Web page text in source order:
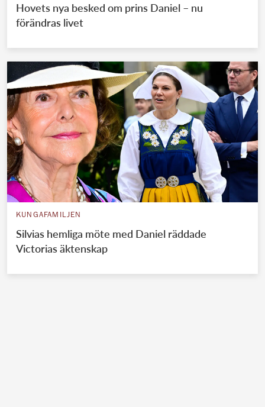
Hovets nya besked om prins Daniel – nu
förändras livet
KUNGAFAMILJEN
Silvias hemliga möte med Daniel räddade
Victorias äktenskap